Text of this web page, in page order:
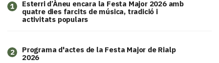
1
Esterri d’Àneu encara la Festa Major 2026 amb
quatre dies farcits de música, tradició i
activitats populars
2
Programa d'actes de la Festa Major de Rialp
2026